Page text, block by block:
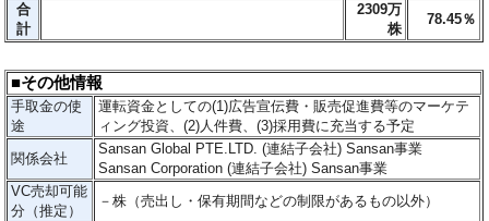
合
計
2309万
株
78.45％
■その他情報
手取金の使
途
運転資金としての(1)広告宣伝費・販売促進費等のマーケテ
ィング投資、(2)人件費、(3)採用費に充当する予定
関係会社
Sansan Global PTE.LTD. (連結子会社) Sansan事業
Sansan Corporation (連結子会社) Sansan事業
VC売却可能
分（推定）
－株（売出し・保有期間などの制限があるもの以外）